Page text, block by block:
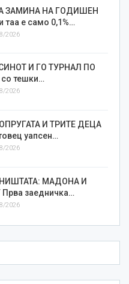
ЗАМИНА НА ГОДИШЕН
е само 0,1%…
2026
И ГО ТУРНАЛ ПО
тешки…
2026
И ТРИТЕ ДЕЦА
уапсен…
2026
МАДОНА И
заедничка…
2026